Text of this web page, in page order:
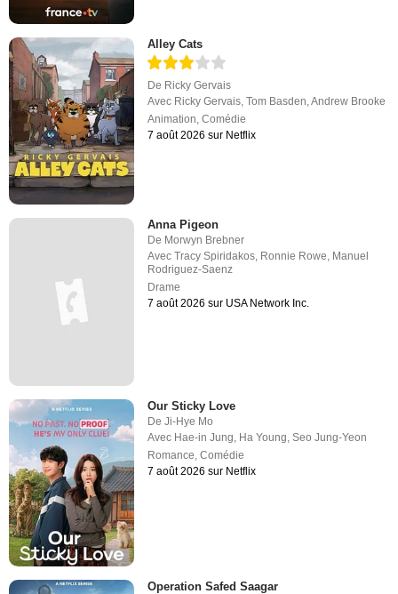
Alley Cats
De Ricky Gervais
Avec Ricky Gervais,Tom Basden,Andrew Brooke
Animation,Comédie
7 août 2026 sur Netflix
Anna Pigeon
De Morwyn Brebner
AvecTracy Spiridakos, Ronnie Rowe, Manuel
Rodriguez-Saenz
Drame
7 août 2026 sur USA Network Inc.
Our Sticky Love
DeJi-Hye Mo
Avec Hae-in Jung Ha Young ,Seo Jung-Yeon
Romance ,Comédie
7 août 2026 sur Netflix
Operation Safed Saagar